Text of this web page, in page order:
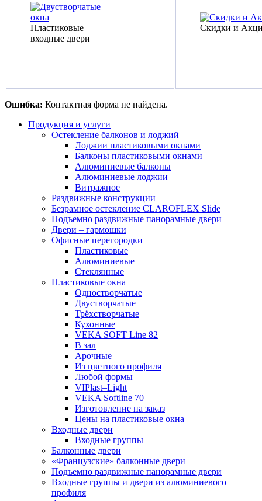
Пластиковые
входные двери
Скидки и
Ошибка: Контактная форма не найдена.
Продукция и услуги
Остекление балконов и лоджий
Лоджии пластиковыми окнами
Балконы пластиковыми окнами
Алюминиевые балконы
Алюминиевые лоджии
Витражное
Раздвижные конструкции
Безрамное остекление CLAROFLEX Slide
Подъемно раздвижные панорамные двери
Двери – гармошки
Офисные перегородки
Пластиковые
Алюминиевые
Стеклянные
Пластиковые окна
Одностворчатые
Двустворчатые
Трёхстворчатые
Кухонные
VEKA SOFT Line 82
В зал
Арочные
Из цветного профиля
Любой формы
VIPlast–Light
VEKA Softline 70
Изготовление на заказ
Цены на пластиковые окна
Входные двери
Входные группы
Балконные двери
«Французские» балконные двери
Подъемно раздвижные панорамные двери
Входные группы и двери из алюминиевого
профиля